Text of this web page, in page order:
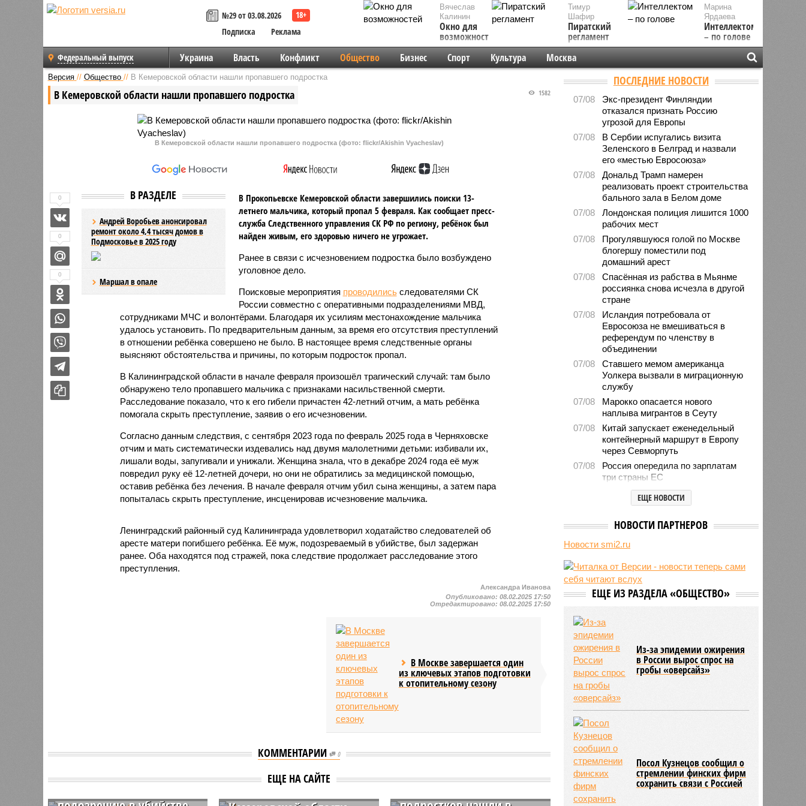
№29 от 03.08.2026
Подписка
Реклама
Вячеслав
Калинин
Окно для
возможностей
Марина
Ярдаева
Интеллектом
– по голове
Тимур
Шафир
Пиратский
регламент
Федеральный выпуск Украина Власть Конфликт Общество Бизнес Спорт Культура Москва
Версия // Общество // В Кемеровской области нашли пропавшего подростка
В Кемеровской области нашли пропавшего подростка 1582
В Кемеровской области нашли пропавшего подростка (фото: flickr/Akishin Vyacheslav)
В РАЗДЕЛЕ
Андрей Воробьев анонсировал
ремонт около 4,4 тысяч домов в
Подмосковье в 2025 году
Маршал в опале
В Прокопьевске Кемеровской области завершились поиски 13-
летнего мальчика, который пропал 5 февраля. Как сообщает пресс-
служба Следственного управления СК РФ по региону, ребёнок был
найден живым, его здоровью ничего не угрожает.
Ранее в связи с исчезновением подростка было возбуждено
уголовное дело.
Поисковые мероприятия проводилисьследователями СК
России совместно с оперативными подразделениями МВД,
сотрудниками МЧС и волонтёрами. Благодаря их усилиям местонахождение мальчика
удалось установить. По предварительным данным, за время его отсутствия преступлений
в отношении ребёнка совершено не было. В настоящее время следственные органы
выясняют обстоятельства и причины, по которым подросток пропал.
В Калининградской области в начале февраля произошёл трагический случай: там было
обнаружено тело пропавшего мальчика с признаками насильственной смерти.
Расследование показало, что к его гибели причастен 42-летний отчим, а мать ребёнка
помогала скрыть преступление, заявив о его исчезновении.
Согласно данным следствия, с сентября 2023 года по февраль 2025 года в Черняховске
отчим и мать систематически издевались над двумя малолетними детьми: избивали их,
лишали воды, запугивали и унижали. Женщина знала, что в декабре 2024 года её муж
повредил руку её 12-летней дочери, но они не обратились за медицинской помощью,
оставив ребёнка без лечения. В начале февраля отчим убил сына женщины, а затем пара
попыталась скрыть преступление, инсценировав исчезновение мальчика.
Ленинградский районный суд Калининграда удовлетворил ходатайство следователей об
аресте матери погибшего ребёнка. Её муж, подозреваемый в убийстве, был задержан
ранее. Оба находятся под стражей, пока следствие продолжает расследование этого
преступления.
0
0
0
Александра Иванова
Опубликовано:08.02.2025 17:50
Отредактировано:08.02.2025 17:50
В Москве завершается один
из ключевых этапов подготовки
к отопительному сезону
КОММЕНТАРИИ 0
ЕЩЕ НА САЙТЕ
В Кемеровской области
задержали троих
Школьник напал на
ПОСЛЕДНИЕ НОВОСТИ
07/08
Экс-президент Финляндии
отказался признать Россию
угрозой для Европы
07/08
В Сербии испугались визита
Зеленского в Белград и назвали
его «местью Евросоюза»
07/08
Дональд Трамп намерен
реализовать проект строительства
бального зала в Белом доме
07/08
Лондонская полиция лишится 1000
рабочих мест
07/08
Прогулявшуюся голой по Москве
блогершу поместили под
домашний арест
07/08
Спасённая из рабства в Мьянме
россиянка снова исчезла в другой
стране
07/08
Исландия потребовала от
Евросоюза не вмешиваться в
референдум по членству в
объединении
07/08
Ставшего мемом американца
Уолкера вызвали в миграционную
службу
07/08
Марокко опасается нового
наплыва мигрантов в Сеуту
07/08
Китай запускает еженедельный
контейнерный маршрут в Европу
через Севморпуть
07/08
Россия опередила по зарплатам
три страны ЕС
Александр Лукашенко призвал
белорусов скупать пустующие
07/08
Девушка объяснила убийство
трёхмесячного сына
увеличение пенсий детям,
потерявшим родителей
07/08
Финляндия захотела использовать
ЕЩЕ НОВОСТИ
НОВОСТИ ПАРТНЕРОВ
Новости smi2.ru
ЕЩЕ ИЗ РАЗДЕЛА «ОБЩЕСТВО»
Из-за эпидемии ожирения
в России вырос спрос на
гробы «оверсайз»
Посол Кузнецов сообщил о
стремлении финских фирм
сохранить связи с Россией